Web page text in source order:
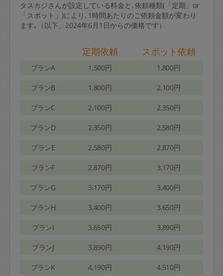
タスカジさんが設定している料金と､依頼種類(「定期」or
「スポット」)により､1時間あたりのご依頼金額が変わり
ます｡（以下、2024年6月1日からの価格です）
定期依頼 スポット依頼
プランA 1,500円 1,800円
プランB 1,800円 2,100円
プランC 2,100円 2,350円
プランD 2,350円 2,580円
プランE 2,580円 2,870円
プランF 2,870円 3,170円
プランG 3,170円 3,400円
プランH 3,400円 3,650円
プランI 3,650円 3,890円
プランJ 3,890円 4,190円
プランK 4,190円 4,510円